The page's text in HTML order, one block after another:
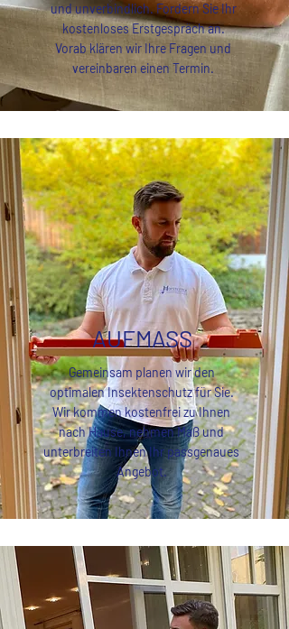
und unverbindlich. Fordern Sie Ihr
kostenloses Erstgespräch an.
Vorab klären wir Ihre Fragen und
vereinbaren einen Termin.
AUFMASS
Gemeinsam planen wir den
optimalen Insektenschutz für Sie.
Wir kommen kostenfrei zu Ihnen
nach Hause, nehmen Maß und
unterbreiten Ihnen Ihr passgenaues
Angebot.